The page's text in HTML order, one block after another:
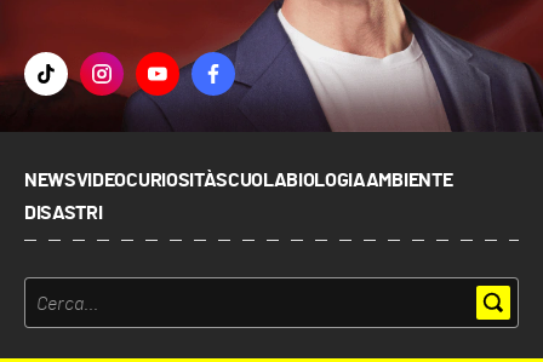
NEWSVIDEOCURIOSITÀSCUOLABIOLOGIAAMBIENTE
DISASTRI